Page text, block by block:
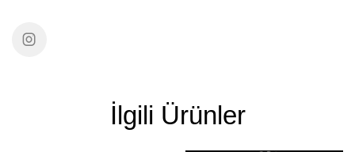
İlgili Ürünler